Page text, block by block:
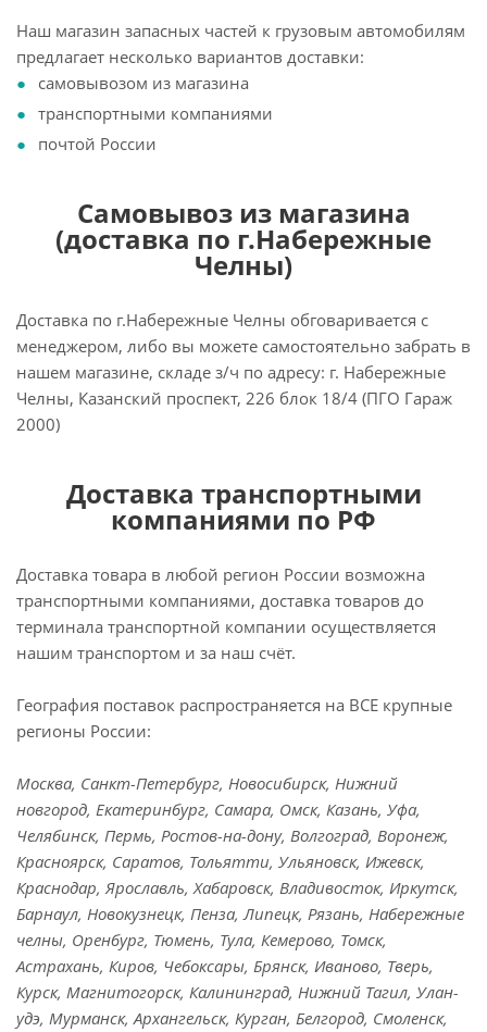
Наш магазин запасных частей к грузовым автомобилям
предлагает несколько вариантов доставки:
самовывозом из магазина
транспортными компаниями
почтой России
Самовывоз из магазина
(доставка по г.Набережные
Челны)
Доставка по г.Набережные Челны обговаривается с
менеджером, либо вы можете самостоятельно забрать в
нашем магазине, складе з/ч по адресу: г. Набережные
Челны, Казанский проспект, 226 блок 18/4 (ПГО Гараж
2000)
Доставка транспортными
компаниями по РФ
Доставка товара в любой регион России возможна
транспортными компаниями, доставка товаров до
терминала транспортной компании осуществляется
нашим транспортом и за наш счёт.
География поставок распространяется на ВСЕ крупные
регионы России:
Москва, Санкт-Петербург, Новосибирск, Нижний
новгород, Екатеринбург, Самара, Омск, Казань, Уфа,
Челябинск, Пермь, Ростов-на-дону, Волгоград, Воронеж,
Красноярск, Саратов, Тольятти, Ульяновск, Ижевск,
Краснодар, Ярославль, Хабаровск, Владивосток, Иркутск,
Барнаул, Новокузнецк, Пенза, Липецк, Рязань, Набережные
челны, Оренбург, Тюмень, Тула, Кемерово, Томск,
Астрахань, Киров, Чебоксары, Брянск, Иваново, Тверь,
Курск, Магнитогорск, Калининград, Нижний Тагил, Улан-
удэ, Мурманск, Архангельск, Курган, Белгород, Смоленск,